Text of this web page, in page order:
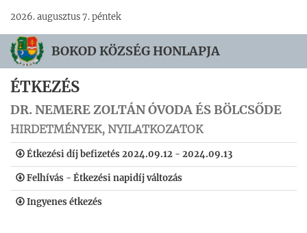
2026. augusztus 7. péntek
BOKOD KÖZSÉG HONLAPJA
ÉTKEZÉS
DR. NEMERE ZOLTÁN ÓVODA ÉS BÖLCSŐDE
HIRDETMÉNYEK, NYILATKOZATOK
Étkezési díj befizetés 2024.09.12 - 2024.09.13
Felhívás - Étkezési napidíj változás
Ingyenes étkezés